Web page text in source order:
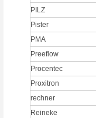
PILZ
Pister
PMA
Preeflow
Procentec
Proxitron
rechner
Reineke